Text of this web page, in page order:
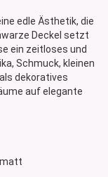
edle Ästhetik, die
Deckel setzt
ein zeitloses und
Schmuck, kleinen
dekoratives
auf elegante